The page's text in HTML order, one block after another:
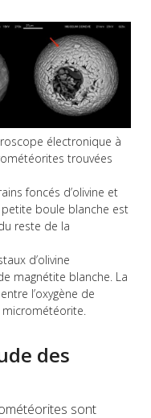
électronique à
trouvées
foncés d’olivine et
boule blanche est
reste de la
d’olivine
magnétite blanche. La
l’oxygène de
micrométéorite.
des
sont